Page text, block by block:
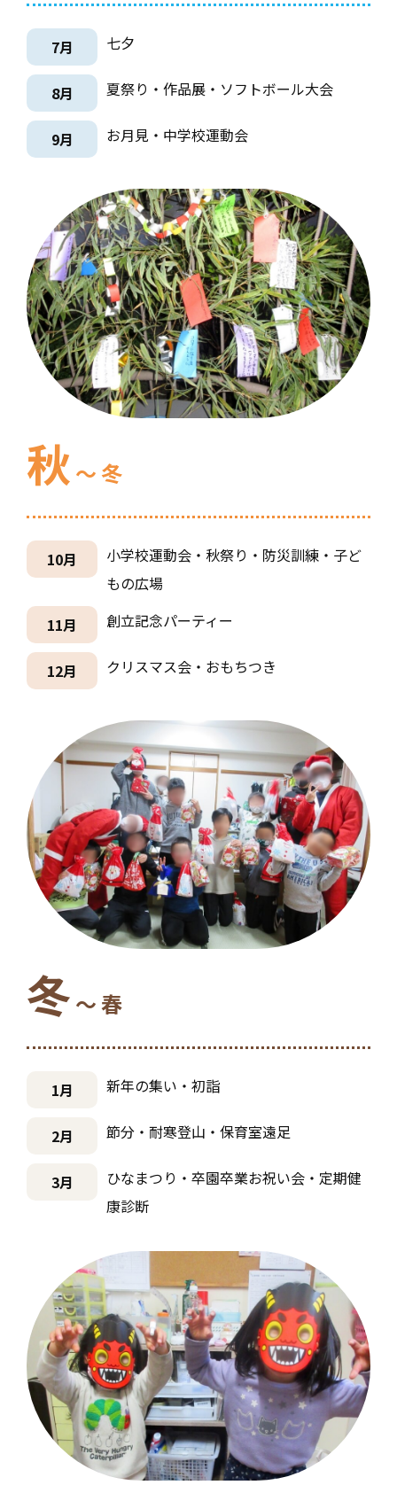
7月 七夕
8月 夏祭り・作品展・ソフトボール大会
9月 お月見・中学校運動会
秋 ～ 冬
10月
小学校運動会・秋祭り・防災訓練・子ど
もの広場
11月
創立記念パーティー
12月 クリスマス会・おもちつき
冬 ～ 春
1月 新年の集い・初詣
2月 節分・耐寒登山・保育室遠足
3月
ひなまつり・卒園卒業お祝い会・定期健
康診断